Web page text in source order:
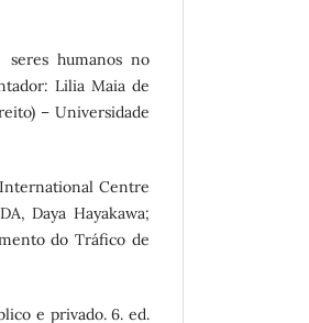
seres humanos no
Lilia Maia de
– Universidade
Centre
Daya Hayakawa;
do Tráfico de
e privado. 6. ed.